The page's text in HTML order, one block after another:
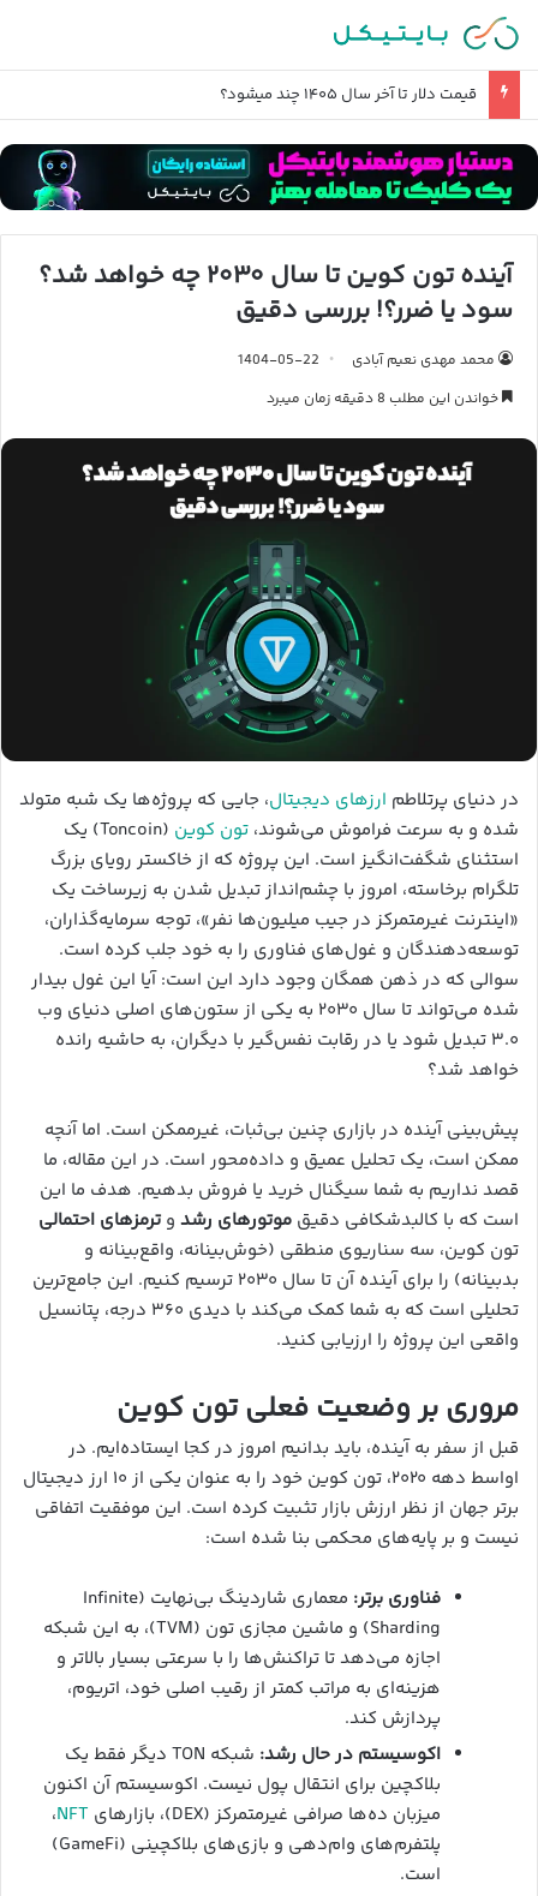
آینده تون کوین تا سال ۲۰۳۰ چه خواهد شد؟
سود یا ضرر؟! بررسی دقیق
محمد مهدی نعیم آبادی
1404-05-22
خواندن این مطلب 8 دقیقه زمان میبرد
در دنیای پرتلاطم ارزهای دیجیتال، جایی که پروژه‌ها یک شبه متولد
شده و به سرعت فراموش می‌شوند، تون کوین
(Toncoin) یک
استثنای شگفت‌انگیز است. این پروژه که از خاکستر رویای بزرگ
تلگرام برخاسته، امروز با چشم‌انداز تبدیل شدن به زیرساخت یک
«اینترنت غیرمتمرکز در جیب میلیون‌ها نفر»، توجه سرمایه‌گذاران،
توسعه‌دهندگان و غول‌های فناوری را به خود جلب کرده است.
سوالی که در ذهن همگان وجود دارد این است: آیا این غول بیدار
شده می‌تواند تا سال ۲۰۳۰ به یکی از ستون‌های اصلی دنیای وب
۳.۰ تبدیل شود یا در رقابت نفس‌گیر با دیگران، به حاشیه رانده
خواهد شد؟
پیش‌بینی آینده در بازاری چنین بی‌ثبات، غیرممکن است. اما آنچه
ممکن است، یک تحلیل عمیق و داده‌محور است. در این مقاله، ما
قصد نداریم به شما سیگنال خرید یا فروش بدهیم. هدف ما این
است که با کالبدشکافی دقیق موتورهای رشد و ترمزهای احتمالی
تون کوین، سه سناریوی منطقی (خوش‌بینانه، واقع‌بینانه و
بدبینانه) را برای آینده آن تا سال ۲۰۳۰ ترسیم کنیم. این جامع‌ترین
تحلیلی است که به شما کمک می‌کند با دیدی ۳۶۰ درجه، پتانسیل
واقعی این پروژه را ارزیابی کنید.
مروری بر وضعیت فعلی تون کوین
قبل از سفر به آینده، باید بدانیم امروز در کجا ایستاده‌ایم. در
اواسط دهه ۲۰۲۰، تون کوین خود را به عنوان یکی از ۱۰ ارز دیجیتال
برتر جهان از نظر ارزش بازار تثبیت کرده است. این موفقیت اتفاقی
نیست و بر پایه‌های محکمی بنا شده است:
فناوری برتر:
معماری شاردینگ بی‌نهایت (Infinite
Sharding) و ماشین مجازی تون (TVM)، به این شبکه
اجازه می‌دهد تا تراکنش‌ها را با سرعتی بسیار بالاتر و
هزینه‌ای به مراتب کمتر از رقیب اصلی خود، اتریوم،
پردازش کند.
اکوسیستم در حال رشد:
شبکه TON دیگر فقط یک
بلاکچین برای انتقال پول نیست. اکوسیستم آن اکنون
میزبان ده‌ها صرافی غیرمتمرکز (DEX)، بازارهای
NFT،
پلتفرم‌های وام‌دهی و بازی‌های بلاکچینی (GameFi)
است.